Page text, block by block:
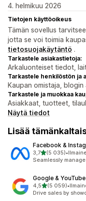
4. helmikuu 2026
Tietojen käyttöoikeus
Tämän sovellus
jotta se voi toimia
tietosuojakäytäntö .
Tarkastele asiakastietoja:
Arkaluonteiset tiedot,
Tarkastele henkilöstön ja
Kaupan omistaja,
Tarkastele ja muokkaa
Asiakkaat, tuotteet,
Näytä tiedot
Lisää
Facebook &
3,7/ 5 tähteä
(5 035)
5035 arvostelua
•
Seamlessly
Google & YouTube
4,5/ 5 tähteä
(5 059)
5059 arvostelua
•
Drive sales by